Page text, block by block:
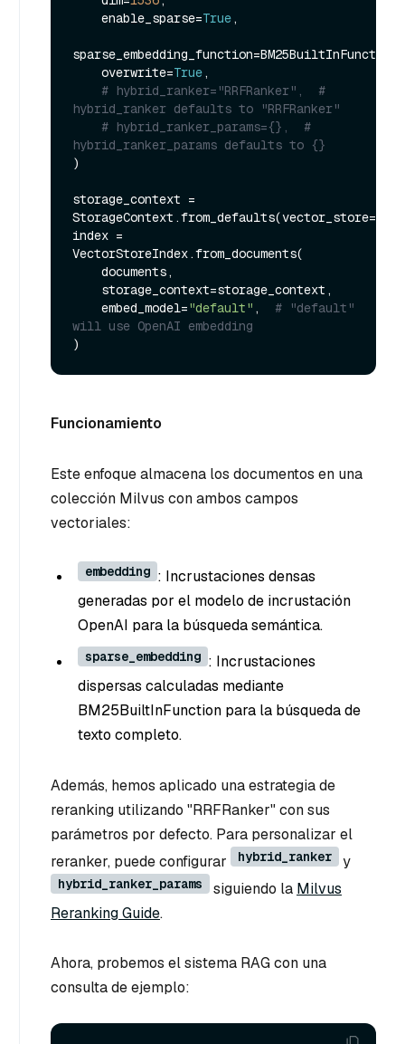
    enable_sparse=
True,
    overwrite=
True,
# hybrid_ranker="RRFRanker",  #
hybrid_ranker defaults to "RRFRanker"
# hybrid_ranker_params={},  #
hybrid_ranker_params defaults to {}
)
storage_context =
index =
VectorStoreIndex.from_documents(
    embed_model=
"default" , # "default"
will use OpenAI embedding
Funcionamiento
Este enfoque almacena los documentos en una
colección Milvus con ambos campos
vectoriales:
embedding : Incrustaciones densas
generadas por el modelo de incrustación
OpenAI para la búsqueda semántica.
sparse_embedding : Incrustaciones
dispersas calculadas mediante
BM25BuiltInFunction para la búsqueda de
texto completo.
Además, hemos aplicado una estrategia de
reranking utilizando "RRFRanker" con sus
parámetros por defecto. Para personalizar el
reranker, puede configurar
hybrid_ranker y
hybrid_ranker_params siguiendo la Milvus
Reranking Guide.
Ahora, probemos el sistema RAG con una
consulta de ejemplo: